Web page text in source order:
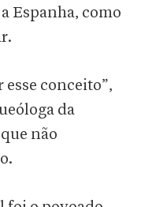
Espanha, como
conceito”,
da
não